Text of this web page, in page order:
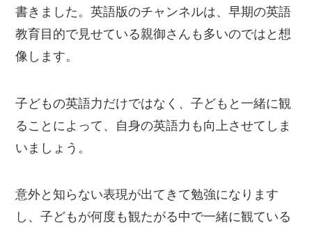
書きました。英語版のチャンネルは、早期の英語
教育目的で見せている親御さんも多いのではと想
像します。
子どもの英語力だけではなく、子どもと一緒に観
ることによって、自身の英語力も向上させてしま
いましょう。
意外と知らない表現が出てきて勉強になります
し、子どもが何度も観たがる中で一緒に観ている